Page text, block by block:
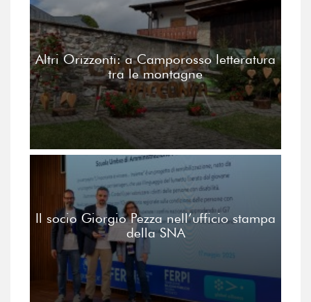
Altri Orizzonti: a Camporosso letteratura
tra le montagne
Il socio Giorgio Pezza nell’ufficio stampa
della SNA